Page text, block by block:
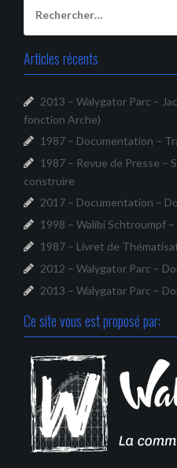
Articles récents
2013 – Walygator Parc –
fonction Arche)
1987 – Documentation –
1987 – Revue de Presse –
construire
2017 – Documentation –
1998 – Walibi Schtroumpf –
1987 – Livret de
2012 – Walygator Parc –
2013 – Walygator Parc –
Ce site vous est proposé par: